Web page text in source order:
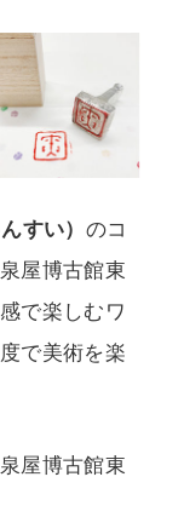
すい） のコ
屋博古館東
で楽しむワ
で美術を楽
屋博古館東